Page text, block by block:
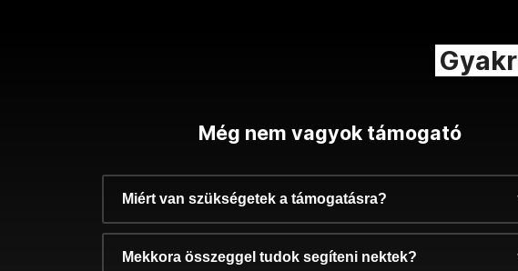
Még nem vagyok támogató
Miért van szükségetek a támogatásra?
Mekkora összeggel tudok segíteni nektek?